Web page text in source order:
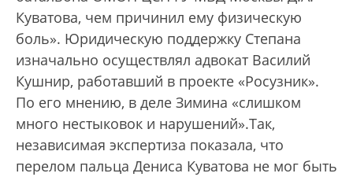
Куватова, чем причинил ему физическую
боль». Юридическую поддержку Степана
изначально осуществлял адвокат Василий
Кушнир, работавший в проекте «Росузник».
По его мнению, в деле Зимина «слишком
много нестыковок и нарушений».Так,
независимая экспертиза показала, что
перелом пальца Дениса Куватова не мог быть